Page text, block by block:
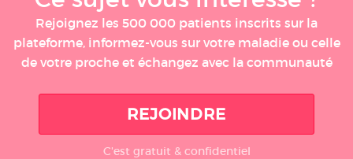
Rejoignez les 500 000 patients inscrits sur la
plateforme, informez-vous sur votre maladie ou celle
de votre proche et échangez avec la communauté
REJOINDRE
C'est gratuit & confidentiel